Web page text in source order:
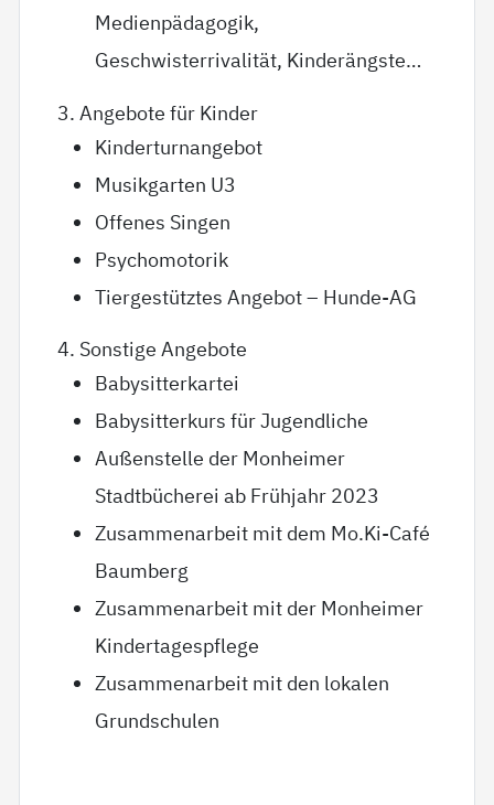
Medienpädagogik,
Geschwisterrivalität, Kinderängste…
3. Angebote für Kinder
Kinderturnangebot
Musikgarten U3
Offenes Singen
Psychomotorik
Tiergestütztes Angebot – Hunde-AG
4. Sonstige Angebote
Babysitterkartei
Babysitterkurs für Jugendliche
Außenstelle der Monheimer
Stadtbücherei ab Frühjahr 2023
Zusammenarbeit mit dem Mo.Ki-Café
Baumberg
Zusammenarbeit mit der Monheimer
Kindertagespflege
Zusammenarbeit mit den lokalen
Grundschulen